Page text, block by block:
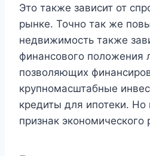
Это также зависит от
рынке. Точно так же
недвижимость также
финансового положения
позволяющих
крупномасштабные
кредиты для ипотеки. Но
признак экономического